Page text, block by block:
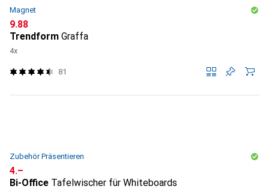
Magnet
CHF
9.88
Trendform Graffa
4x
81
Zubehör Präsentieren
CHF
4.–
Bi-Office Tafelwischer für Whiteboards